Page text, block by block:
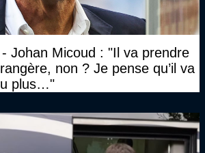
Johan Micoud : "Il va prendre
non ? Je pense qu’il va
plus…"